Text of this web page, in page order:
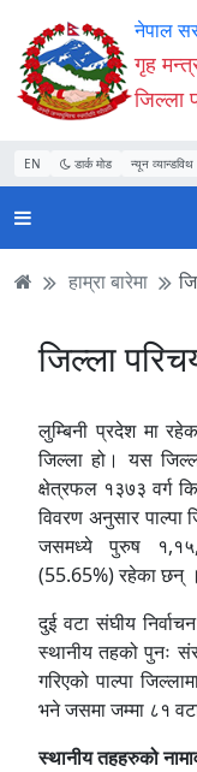
Accessibility
Mode
सुरु
गर्नुहोस्
सामाग्री
पढ्नुहाेस्
नेभिगेसन
पढ्नुहाेस्
वेबसाइट
खोजमा
जानुहोस्
नेपाल
गृह
जिल्ला
EN डार्क मोड न्यून व्यान्डविथ
हाम्रा बारेमा
जिल्ला
लुम्बिनी प्रदेश मा
जिल्ला हो। यस
क्षेत्रफल १३७३ वर्ग
विवरण अनुसार
जसमध्ये पुरुष
(55.65%) रहेका छन् ।
दुई वटा संघीय
स्थानीय तहको पुनः
गरिएको पाल्पा
भने जसमा जम्मा ८१
स्थानीय तहहरुको